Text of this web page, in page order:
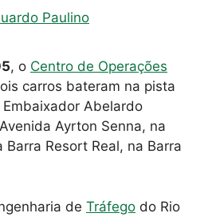
Paulino
, o Centro de Operações
carros bateram na pista
Abelardo
Ayrton Senna, na
Barra Resort Real, na Barra
de Tráfego do Rio